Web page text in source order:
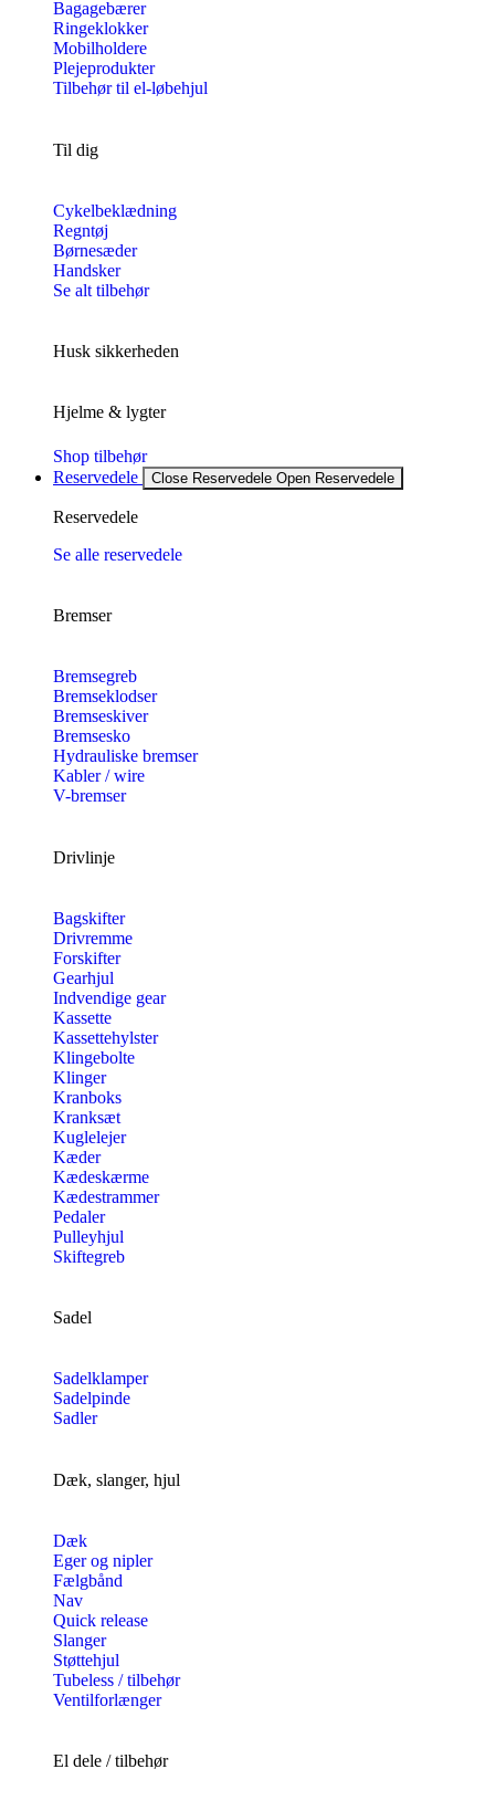
Bagagebærer
Ringeklokker
Mobilholdere
Plejeprodukter
Tilbehør til el-løbehjul
Til dig
Cykelbeklædning
Regntøj
Børnesæder
Handsker
Se alt tilbehør
Husk sikkerheden
Hjelme & lygter
Shop tilbehør
Reservedele
Close Reservedele Open Reservedele
Reservedele
Se alle reservedele
Bremser
Bremsegreb
Bremseklodser
Bremseskiver
Bremsesko
Hydrauliske bremser
Kabler / wire
V-bremser
Drivlinje
Bagskifter
Drivremme
Forskifter
Gearhjul
Indvendige gear
Kassette
Kassettehylster
Klingebolte
Klinger
Kranboks
Kranksæt
Kuglelejer
Kæder
Kædeskærme
Kædestrammer
Pedaler
Pulleyhjul
Skiftegreb
Sadel
Sadelklamper
Sadelpinde
Sadler
Dæk, slanger, hjul
Dæk
Eger og nipler
Fælgbånd
Nav
Quick release
Slanger
Støttehjul
Tubeless / tilbehør
Ventilforlænger
El dele / tilbehør